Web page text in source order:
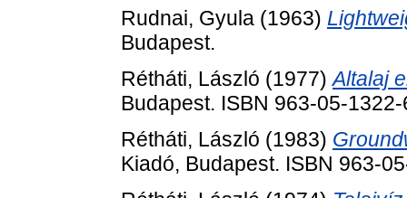
Rudnai, Gyula (1963)
Budapest.
Rétháti, László (1977)Altalaj
Budapest. ISBN 963-05-1322-
Rétháti, László (1983)
Kiadó, Budapest. ISBN 963-